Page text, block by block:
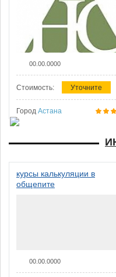
00.00.0000
Стоимость: Уточните
Город Астана
курсы калькуляции в
общепите
00.00.0000